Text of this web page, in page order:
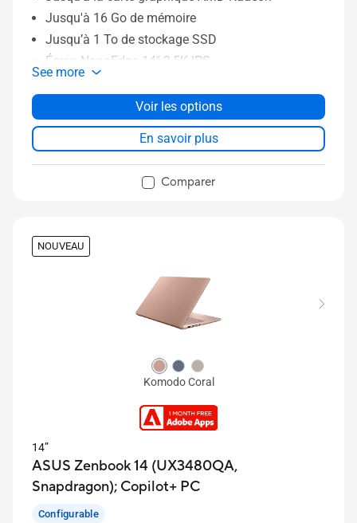
Jusqu'à 16 Go de mémoire
Jusqu’à 1 To de stockage SSD
Écran NanoEdge 14" 2,5K IPS
Jusqu'au WiFi 6E (802.11ax) triple bande
See more
Voir les options
En savoir plus
Comparer
NOUVEAU
Komodo Coral
14”
ASUS Zenbook 14 (UX3480QA,
Snapdragon); Copilot+ PC
Configurable